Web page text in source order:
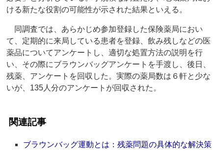
ける新たな役割の可能性が示された結果といえる。
同調査では、あらかじめ参加登録した保険薬局におい
て、定期的に来局している患者を登録、飲み残しなどの医
薬品についてアンケートし、適切な処置方法の説明を行
い、その際にブラウンバッグアンケートを手渡し、後日、
残薬、アンケートを回収した。実際の薬局数は６軒と少な
いが、135人分のアンケートが回収された。
関連記事
ブラウンバッグ運動とは：残薬問題の具体的な解決策